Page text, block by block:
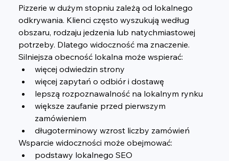
Pizzerie w dużym stopniu zależą od lokalnego
odkrywania. Klienci często wyszukują według
obszaru, rodzaju jedzenia lub natychmiastowej
potrzeby. Dlatego widoczność ma znaczenie.
Silniejsza obecność lokalna może wspierać:
więcej odwiedzin strony
więcej zapytań o odbiór i dostawę
lepszą rozpoznawalność na lokalnym rynku
większe zaufanie przed pierwszym
zamówieniem
długoterminowy wzrost liczby zamówień
Wsparcie widoczności może obejmować:
podstawy lokalnego SEO